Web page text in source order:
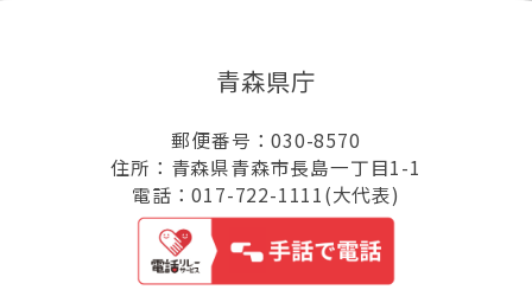
青森県庁
郵便番号：030-8570
住所：青森県青森市長島一丁目1-1
電話：017-722-1111(大代表)